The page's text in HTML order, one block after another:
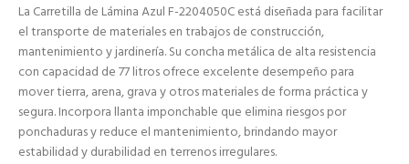
La Carretilla de Lámina Azul F-2204050C está diseñada para facilitar
el transporte de materiales en trabajos de construcción,
mantenimiento y jardinería. Su concha metálica de alta resistencia
con capacidad de 77 litros ofrece excelente desempeño para
mover tierra, arena, grava y otros materiales de forma práctica y
segura. Incorpora llanta imponchable que elimina riesgos por
ponchaduras y reduce el mantenimiento, brindando mayor
estabilidad y durabilidad en terrenos irregulares.